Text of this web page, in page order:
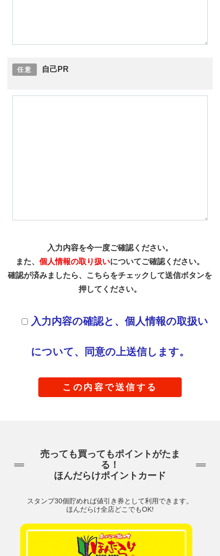
任意 自己PR
入力内容を今一度ご確認ください。
また、 個人情報の取り扱いについてご確認ください。
確認が済みましたら、こちらをチェックして送信ボタンを
押してください。
入力内容の確認と、個人情報の取扱い
について、同意の上送信します。
売っても買ってもポイントがたま
る！
ほんだらけポイントカード
スタンプ30個貯めれば値引き券として利用できます。
ほんだらけ全店どこでもOK!